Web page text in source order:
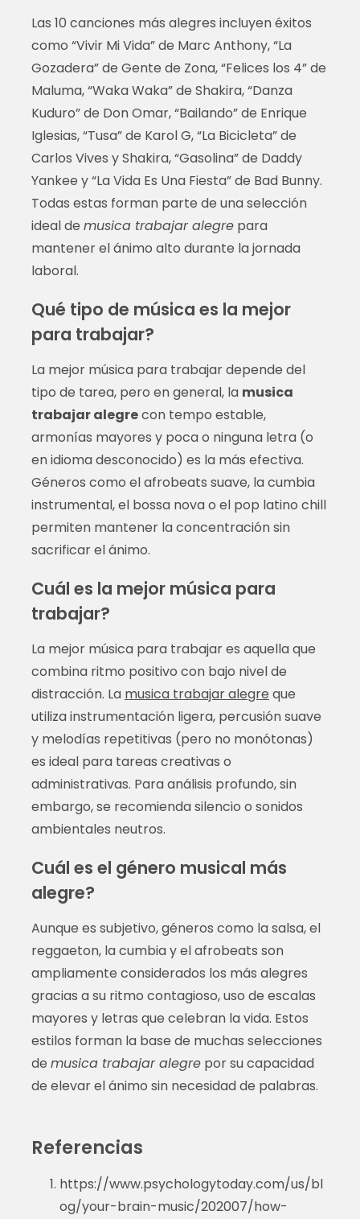
Las 10 canciones más alegres incluyen éxitos
como “Vivir Mi Vida” de Marc Anthony, “La
Gozadera” de Gente de Zona, “Felices los 4” de
Maluma, “Waka Waka” de Shakira, “Danza
Kuduro” de Don Omar, “Bailando” de Enrique
Iglesias, “Tusa” de Karol G, “La Bicicleta” de
Carlos Vives y Shakira, “Gasolina” de Daddy
Yankee y “La Vida Es Una Fiesta” de Bad Bunny.
Todas estas forman parte de una selección
ideal de musica trabajar alegrepara
mantener el ánimo alto durante la jornada
laboral.
Qué tipo de música es la mejor
para trabajar?
La mejor música para trabajar depende del
tipo de tarea, pero en general, la musica
trabajar alegrecon tempo estable,
armonías mayores y poca o ninguna letra (o
en idioma desconocido) es la más efectiva.
Géneros como el afrobeats suave, la cumbia
instrumental, el bossa nova o el pop latino chill
permiten mantener la concentración sin
sacrificar el ánimo.
Cuál es la mejor música para
trabajar?
La mejor música para trabajar es aquella que
combina ritmo positivo con bajo nivel de
distracción. La musica trabajar alegre que
utiliza instrumentación ligera, percusión suave
y melodías repetitivas (pero no monótonas)
es ideal para tareas creativas o
administrativas. Para análisis profundo, sin
embargo, se recomienda silencio o sonidos
ambientales neutros.
Cuál es el género musical más
alegre?
Aunque es subjetivo, géneros como la salsa, el
reggaeton, la cumbia y el afrobeats son
ampliamente considerados los más alegres
gracias a su ritmo contagioso, uso de escalas
mayores y letras que celebran la vida. Estos
estilos forman la base de muchas selecciones
de musica trabajar alegrepor su capacidad
de elevar el ánimo sin necesidad de palabras.
Referencias
https://www.psychologytoday.com/us/bl
og/your-brain-music/202007/how-